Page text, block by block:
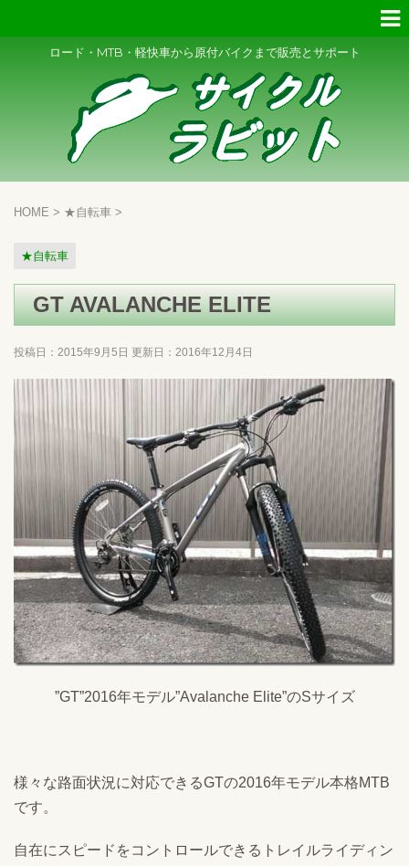
ロード・MTB・軽快車から原付バイクまで販売とサポート
HOME > ★自転車 >
★自転車
GT AVALANCHE ELITE
投稿日：2015年9月5日 更新日： 2016年12月4日
”GT”2016年モデル”Avalanche Elite”のSサイズ
様々な路面状況に対応できるGTの2016年モデル本格MTB
です。
自在にスピードをコントロールできるトレイルライディン